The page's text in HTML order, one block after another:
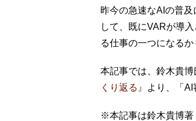
昨今の急速なAIの普
して、既にVARが導
る仕事の一つになるか
本記事では、鈴木貴博
くり返る』
より、「AI
※本記事は鈴木貴博著